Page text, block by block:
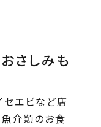
さしみも
セエビなど店
介類のお食